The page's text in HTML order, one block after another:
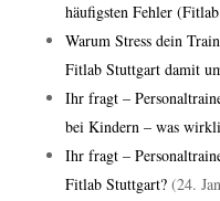
häufigsten Fehler
Warum Stress dein
Fitlab Stuttgart damit
Ihr fragt –
bei Kindern – was
Ihr fragt –
Fitlab Stuttgart? (24.